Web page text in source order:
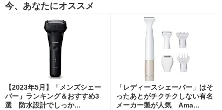
今、あなたにオススメ
【2023年5月】「メンズシェー
バー」ランキング＆おすすめ3
選 防水設計でしっか...
「レディースシェーバー」はそ
ったあとがチクチクしない有名
メーカー製が人気 Ama...